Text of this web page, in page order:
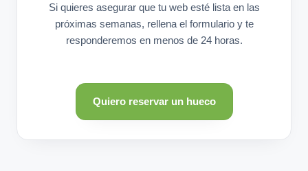
Si quieres asegurar que tu web esté lista en las
próximas semanas, rellena el formulario y te
responderemos en menos de 24 horas.
Quiero reservar un hueco